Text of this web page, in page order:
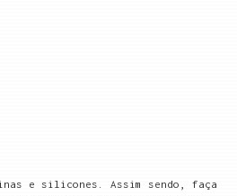
e silicones. Assim sendo, faça